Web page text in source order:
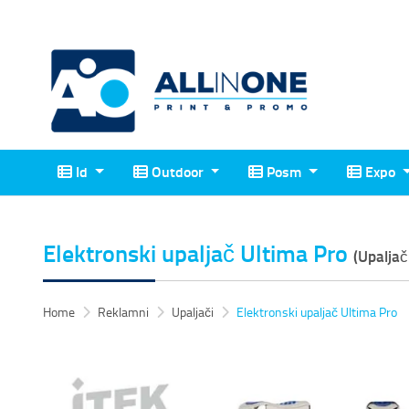
IdId Outdoor
Outdoor Posm
Posm Expo
Expo
Elektronski upaljač Ultima Pro
Home Reklamni Upaljači Elektronski upaljač Ultima Pro